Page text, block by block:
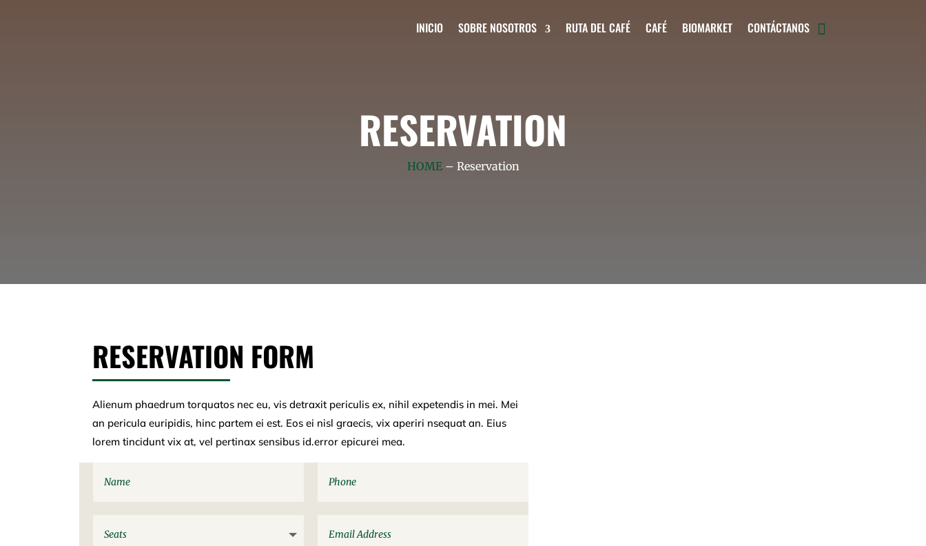
INICIO SOBRE NOSOTROS RUTA DEL CAFÉ CAFÉ BIOMARKET CONTÁCTANOS
RESERVATION
HOME– Reservation
RESERVATION FORM
Alienum phaedrum torquatos nec eu, vis detraxit periculis ex, nihil expetendis in mei. Mei
an pericula euripidis, hinc partem ei est. Eos ei nisl graecis, vix aperiri nsequat an. Eius
lorem tincidunt vix at, vel pertinax sensibus id.error epicurei mea.